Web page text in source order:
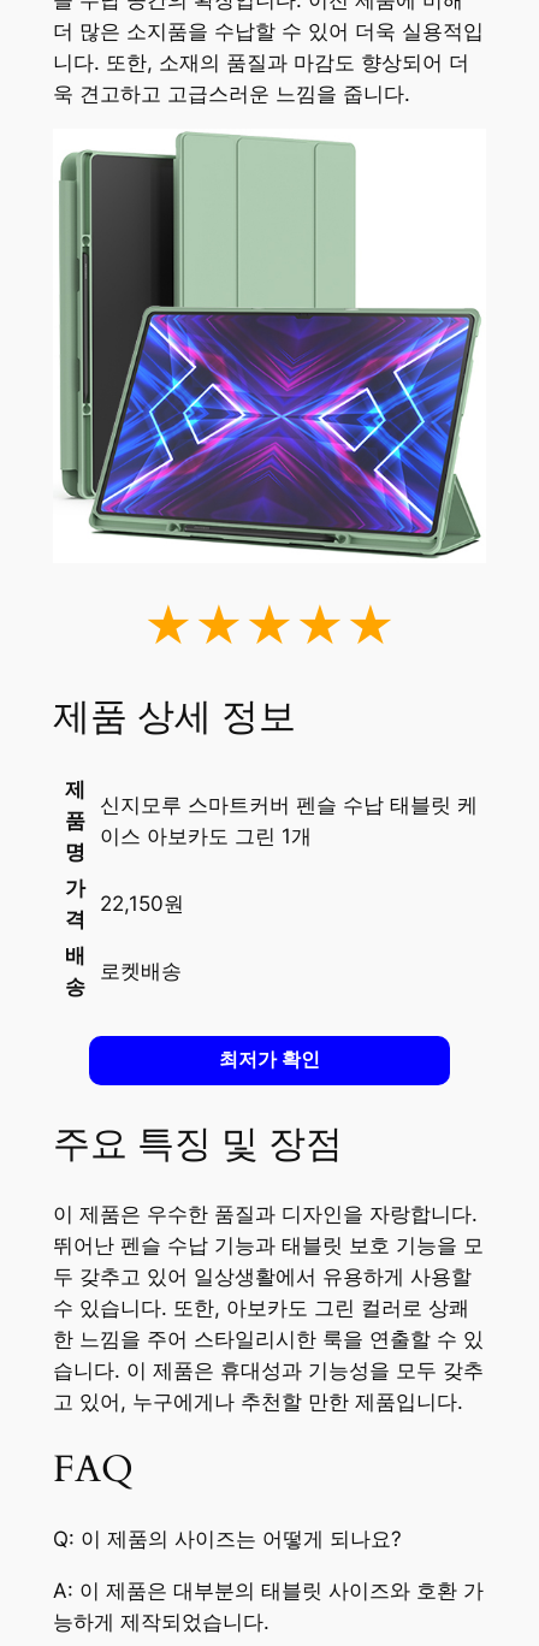
더 많은 소지품을 수납할 수 있어 더욱 실용적입
니다. 또한, 소재의 품질과 마감도 향상되어 더
욱 견고하고 고급스러운 느낌을 줍니다.
★★★★★
제품 상세 정보
제
품
명
신지모루 스마트커버 펜슬 수납 태블릿 케
이스 아보카도 그린 1개
가
격
22,150원
배
송
로켓배송
최저가 확인
주요 특징 및 장점
이 제품은 우수한 품질과 디자인을 자랑합니다.
뛰어난 펜슬 수납 기능과 태블릿 보호 기능을 모
두 갖추고 있어 일상생활에서 유용하게 사용할
수 있습니다. 또한, 아보카도 그린 컬러로 상쾌
한 느낌을 주어 스타일리시한 룩을 연출할 수 있
습니다. 이 제품은 휴대성과 기능성을 모두 갖추
고 있어, 누구에게나 추천할 만한 제품입니다.
FAQ
Q: 이 제품의 사이즈는 어떻게 되나요?
A: 이 제품은 대부분의 태블릿 사이즈와 호환 가
능하게 제작되었습니다.